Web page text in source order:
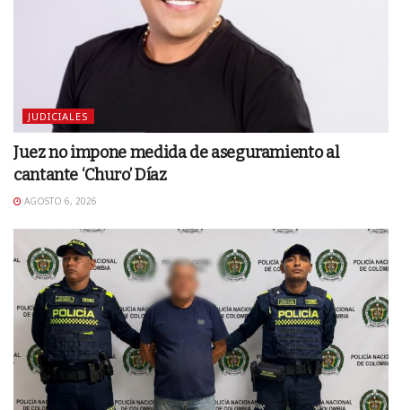
JUDICIALES
Juez no impone medida de aseguramiento al
cantante ‘Churo’ Díaz
AGOSTO 6, 2026